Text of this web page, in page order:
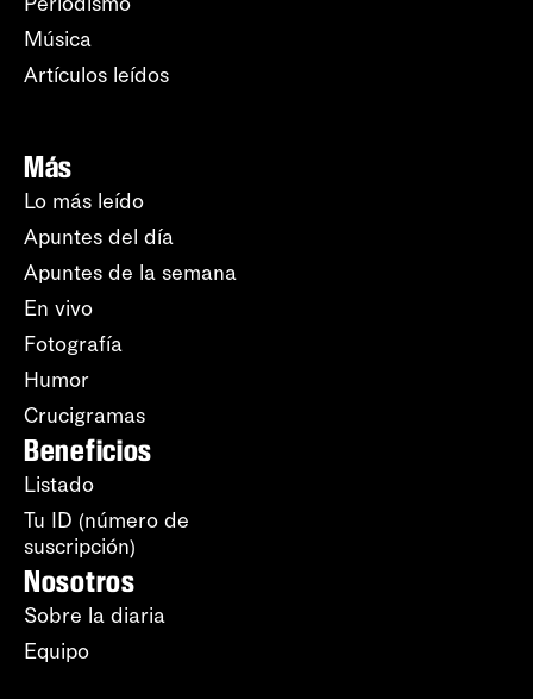
Música
Artículos leídos
Más
Lo más leído
Apuntes del día
Apuntes de la semana
En vivo
Fotografía
Humor
Crucigramas
Beneficios
Listado
Tu ID (número de
suscripción)
Nosotros
Sobre la diaria
Equipo